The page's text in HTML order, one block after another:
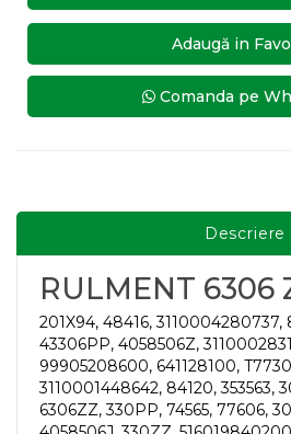
Adaugă in
Comanda pe
Descriere
RULMENT 6306
201X94, 48416,
43306PP, 4058506Z,
99905208600, 641128100,
3110001448642, 84120, 353563,
6306ZZ, 330PP, 74565, 77606,